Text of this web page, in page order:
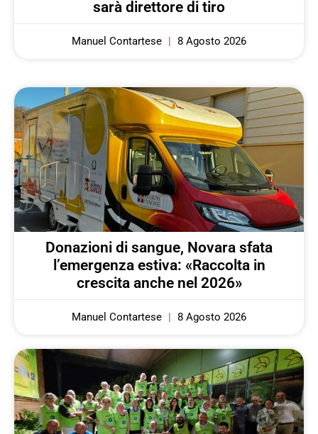
sarà direttore di tiro
Manuel Contartese 8 Agosto 2026
Donazioni di sangue, Novara sfata
l’emergenza estiva: «Raccolta in
crescita anche nel 2026»
Manuel Contartese 8 Agosto 2026